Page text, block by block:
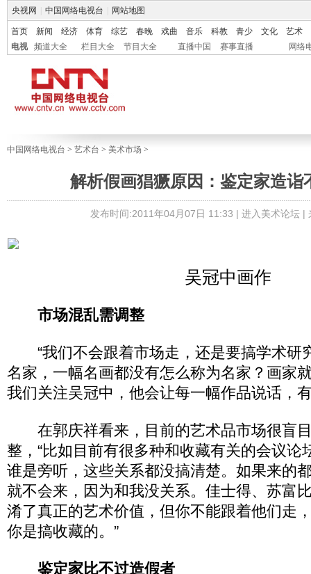
央视网 中国网络电视台 网站地图
首页 新闻 经济 体育 综艺 春晚 戏曲 音乐 科教 青少 文化
艺术
电视
频道大全 栏目大全 节目大全 直播中国 赛事直播 网络
中国网络电视台 > 艺术台 > 美术市场 >
解析假画猖獗原因：鉴定家造诣
发布时间:2011年04月07日 11:33 | 进入美术论坛|
吴冠中画作
市场混乱需调整
“我们不会跟着市场走，还是要搞学术研
名家，一幅名画都没有怎么称为名家？画家
我们关注吴冠中，他会让每一幅作品说话，
在郭庆祥看来，目前的艺术品市场很盲
整，“比如目前有很多种和收藏有关的会议论
谁是旁听，这些关系都没搞清楚。如果来的
就不会来，因为和我没关系。佳士得、苏富
淆了真正的艺术价值，但你不能跟着他们走
你是搞收藏的。”
鉴定家比不过造假者